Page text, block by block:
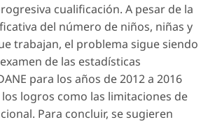
cualificación. A pesar de la
del número de niños, niñas y
trabajan, el problema sigue siendo
de las estadísticas
para los años de 2012 a 2016
logros como las limitaciones de
Para concluir, se sugieren